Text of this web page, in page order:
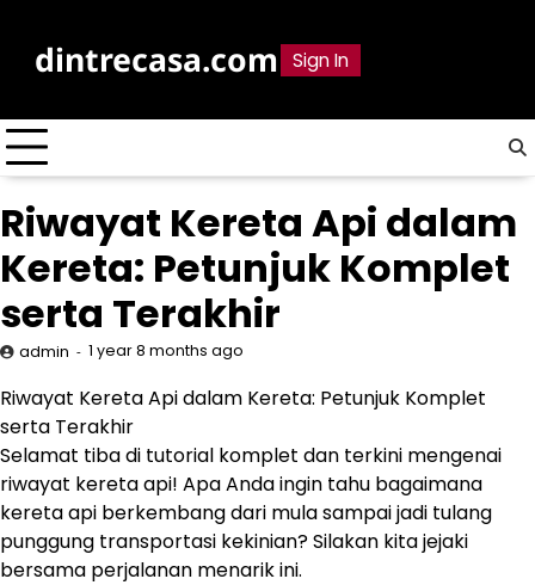
contentdintrecasa.com Sign In
Riwayat Kereta Api dalam
Kereta: Petunjuk Komplet
serta Terakhir
admin 1 year 8 months ago
Riwayat Kereta Api dalam Kereta: Petunjuk Komplet
serta Terakhir
Selamat tiba di tutorial komplet dan terkini mengenai
riwayat kereta api! Apa Anda ingin tahu bagaimana
kereta api berkembang dari mula sampai jadi tulang
punggung transportasi kekinian? Silakan kita jejaki
bersama perjalanan menarik ini.